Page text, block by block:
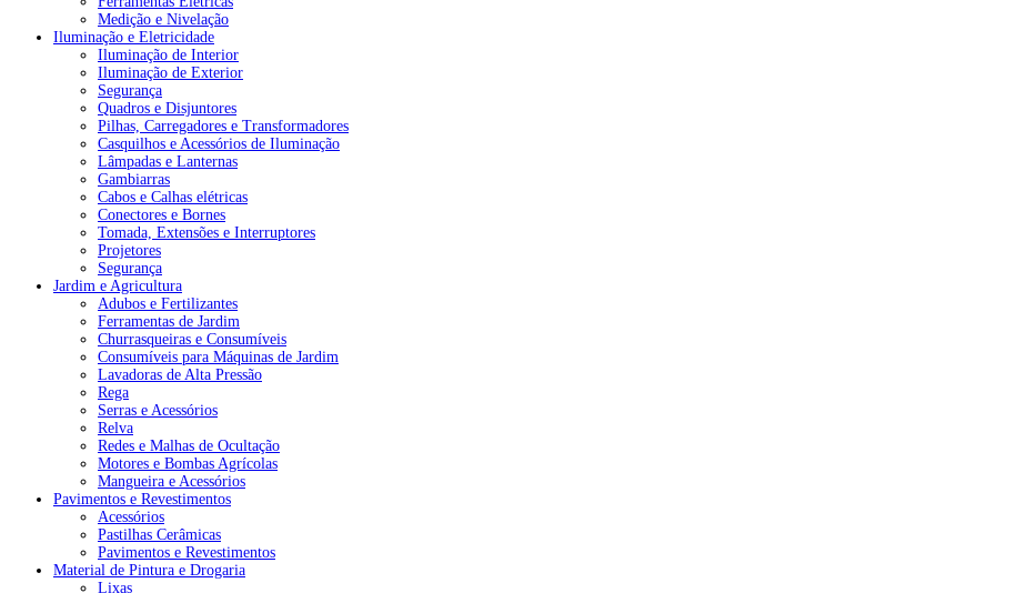
Medição e Nivelação
Iluminação e Eletricidade
Iluminação de Interior
Iluminação de Exterior
Segurança
Quadros e Disjuntores
Pilhas, Carregadores e Transformadores
Casquilhos e Acessórios de Iluminação
Lâmpadas e Lanternas
Gambiarras
Cabos e Calhas elétricas
Conectores e Bornes
Tomada, Extensões e Interruptores
Projetores
Segurança
Jardim e Agricultura
Adubos e Fertilizantes
Ferramentas de Jardim
Churrasqueiras e Consumíveis
Consumíveis para Máquinas de Jardim
Lavadoras de Alta Pressão
Rega
Serras e Acessórios
Relva
Redes e Malhas de Ocultação
Motores e Bombas Agrícolas
Mangueira e Acessórios
Pavimentos e Revestimentos
Acessórios
Pastilhas Cerâmicas
Pavimentos e Revestimentos
Material de Pintura e Drogaria
Lixas